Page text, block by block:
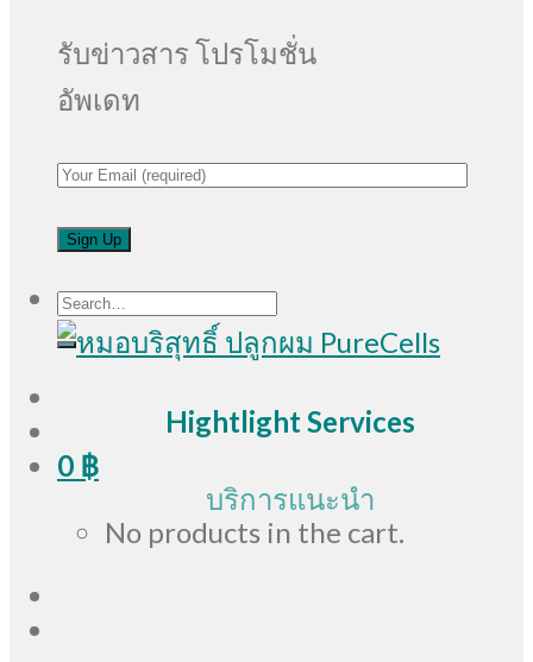
รับข่าวสาร โปรโมชั่น
อัพเดท
Search
for:
0 ฿
No products in the cart.
Hightlight Services
บริการแนะนำ